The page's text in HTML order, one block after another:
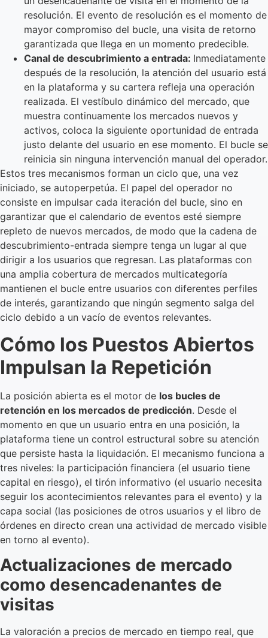
resolución. El evento de resolución es el momento de
mayor compromiso del bucle, una visita de retorno
garantizada que llega en un momento predecible.
Canal de descubrimiento a entrada: Inmediatamente
después de la resolución, la atención del usuario está
en la plataforma y su cartera refleja una operación
realizada. El vestíbulo dinámico del mercado, que
muestra continuamente los mercados nuevos y
activos, coloca la siguiente oportunidad de entrada
justo delante del usuario en ese momento. El bucle se
reinicia sin ninguna intervención manual del operador.
Estos tres mecanismos forman un ciclo que, una vez
iniciado, se autoperpetúa. El papel del operador no
consiste en impulsar cada iteración del bucle, sino en
garantizar que el calendario de eventos esté siempre
repleto de nuevos mercados, de modo que la cadena de
descubrimiento-entrada siempre tenga un lugar al que
dirigir a los usuarios que regresan. Las plataformas con
una amplia cobertura de mercados multicategoría
mantienen el bucle entre usuarios con diferentes perfiles
de interés, garantizando que ningún segmento salga del
ciclo debido a un vacío de eventos relevantes.
Cómo los Puestos Abiertos
Impulsan la Repetición
La posición abierta es el motor de los bucles de
retención en los mercados de predicción. Desde el
momento en que un usuario entra en una posición, la
plataforma tiene un control estructural sobre su atención
que persiste hasta la liquidación. El mecanismo funciona a
tres niveles: la participación financiera (el usuario tiene
capital en riesgo), el tirón informativo (el usuario necesita
seguir los acontecimientos relevantes para el evento) y la
capa social (las posiciones de otros usuarios y el libro de
órdenes en directo crean una actividad de mercado visible
en torno al evento).
Actualizaciones de mercado
como desencadenantes de
visitas
La valoración a precios de mercado en tiempo real, que